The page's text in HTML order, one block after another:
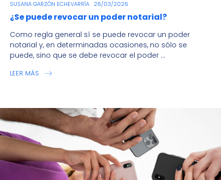
SUSANA GARZÓN ECHEVARRÍA 26/03/2026
¿Se puede revocar un poder notarial?
Como regla general sí se puede revocar un poder
notarial y, en determinadas ocasiones, no sólo se
puede, sino que se debe revocar el poder ...
LEER MÁS